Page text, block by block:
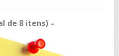
de 8 itens) –